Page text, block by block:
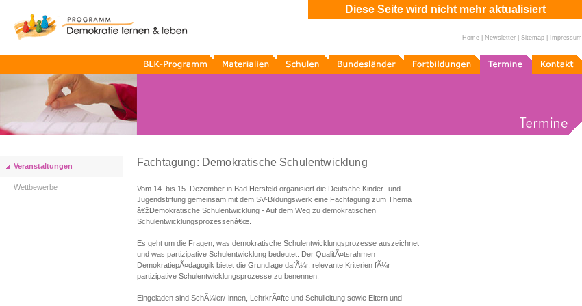
Diese Seite wird nicht mehr aktualisiert
Home Newsletter Sitemap Impressum
BLK-
Programm
Materialien Schulen Bundesländer Fortbildungen Termine Kontakt
Veranstaltungen
Wettbewerbe
Fachtagung: Demokratische Schulentwicklung
Vom 14. bis 15. Dezember in Bad Hersfeld organisiert die Deutsche Kinder- und
Jugendstiftung gemeinsam mit dem SV-Bildungswerk eine Fachtagung zum Thema
â€žDemokratische Schulentwicklung - Auf dem Weg zu demokratischen
Schulentwicklungsprozessenâ€œ.
Es geht um die Fragen, was demokratische Schulentwicklungsprozesse auszeichnet
und was partizipative Schulentwicklung bedeutet. Der QualitÃ¤tsrahmen
DemokratiepÃ¤dagogik bietet die Grundlage dafÃ¼r, relevante Kriterien fÃ¼r
partizipative Schulentwicklungsprozesse zu benennen.
Eingeladen sind SchÃ¼ler/-innen, LehrkrÃ¤fte und Schulleitung sowie Eltern und